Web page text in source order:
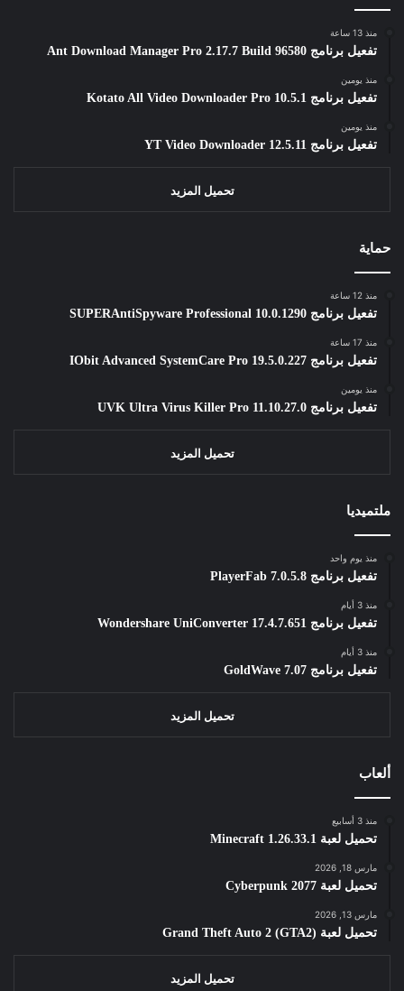
منذ 13 ساعة
تفعيل برنامج Ant Download Manager Pro 2.17.7 Build 96580
منذ يومين
تفعيل برنامج Kotato All Video Downloader Pro 10.5.1
منذ يومين
تفعيل برنامج YT Video Downloader 12.5.11
تحميل المزيد
حماية
منذ 12 ساعة
تفعيل برنامج SUPERAntiSpyware Professional 10.0.1290
منذ 17 ساعة
تفعيل برنامج IObit Advanced SystemCare Pro 19.5.0.227
منذ يومين
تفعيل برنامج UVK Ultra Virus Killer Pro 11.10.27.0
تحميل المزيد
ملتميديا
منذ يوم واحد
تفعيل برنامج PlayerFab 7.0.5.8
منذ 3 أيام
تفعيل برنامج Wondershare UniConverter 17.4.7.651
منذ 3 أيام
تفعيل برنامج GoldWave 7.07
تحميل المزيد
ألعاب
منذ 3 أسابيع
تحميل لعبة Minecraft 1.26.33.1
مارس 18, 2026
تحميل لعبة Cyberpunk 2077
مارس 13, 2026
تحميل لعبة Grand Theft Auto 2 (GTA2)
تحميل المزيد